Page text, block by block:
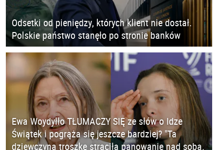
Odsetki od pieniędzy, których klient nie dostał.
Polskie państwo stanęło po stronie banków
Ewa Woydyłło TŁUMACZY SIĘ ze słów o Idze
Świątek i pogrąża się jeszcze bardziej? "Ta
dziewczyna troszkę straciła panowanie nad sobą.